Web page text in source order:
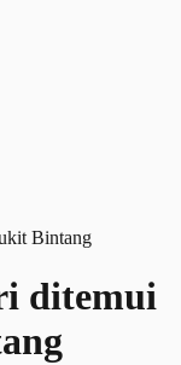
ditemui